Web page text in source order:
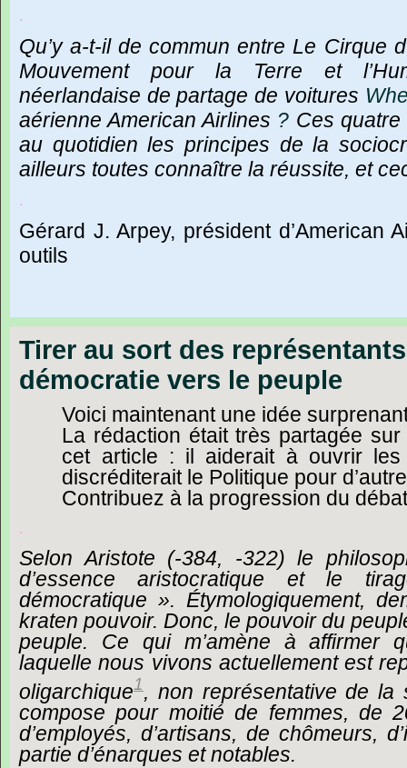
.
Qu’y a-t-il de commun entre Le Cirque
Mouvement
pour la Terre et l’
néerlandaise de partage de voitures
aérienne American Airlines ? Ces quatre
au quotidien les principes de la
ailleurs toutes connaître la réussite, et
.
Gérard J. Arpey, président d’American
outils
Tirer au sort des
démocratie vers le peuple
Voici maintenant une idée
La rédaction était très partagée sur
cet article : il aiderait à ouvrir les
discréditerait le Politique pour
Contribuez à la progression du
.
Selon Aristote (-384, -322) le
d’essence
aristocratique et le
démocratique ». Étymologiquement,
kraten pouvoir. Donc, le pouvoir du
peuple.
Ce qui m’amène à affirmer
laquelle nous vivons actuellement est
oligarchique1, non représentative de la
compose pour moitié de femmes, de
d’employés, d’artisans, de chômeurs,
partie d’énarques et notables.